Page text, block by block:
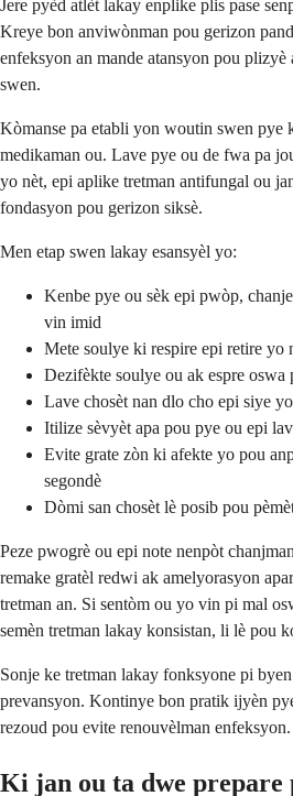
Jere pyèd atlèt lakay enplike plis pase
Kreye bon anviwònman pou gerizon
enfeksyon an mande atansyon pou
swen.
Kòmanse pa etabli yon woutin swen pye
medikaman ou. Lave pye ou de fwa pa
yo nèt, epi aplike tretman antifungal ou
fondasyon pou gerizon siksè.
Men etap swen lakay esansyèl yo:
Kenbe pye ou sèk epi pwòp,
vin imid
Mete soulye ki respire epi retire yo
Dezifèkte soulye ou ak espre oswa
Lave chosèt nan dlo cho epi siye
Itilize sèvyèt apa pou pye ou epi
Evite grate zòn ki afekte yo pou
segondè
Dòmi san chosèt lè posib pou
Peze pwogrè ou epi note nenpòt
remake gratèl redwi ak amelyorasyon
tretman an. Si sentòm ou yo vin pi mal
semèn tretman lakay konsistan, li lè pou
Sonje ke tretman lakay fonksyone pi
prevansyon. Kontinye bon pratik ijyèn
rezoud pou evite renouvèlman enfeksyon.
Ki jan ou ta dwe prepare